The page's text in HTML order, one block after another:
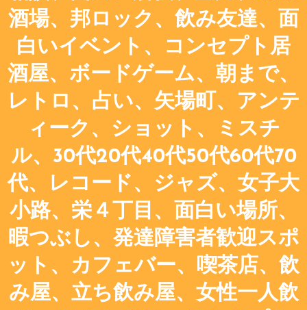
酒場、邦ロック、飲み友達、面
白いイベント、コンセプト居
酒屋、ボードゲーム、朝まで、
レトロ、占い、矢場町、アンテ
ィーク、ショット、ミスチ
ル、30代20代40代50代60代70
代、レコード、ジャズ、女子大
小路、栄４丁目、面白い場所、
暇つぶし、発達障害者歓迎スポ
ット、カフェバー、喫茶店、飲
み屋、立ち飲み屋、女性一人飲